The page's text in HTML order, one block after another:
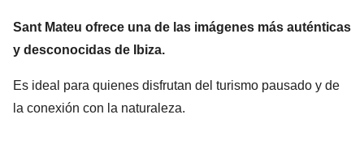
Sant Mateu ofrece una de las imágenes más auténticas
y desconocidas de Ibiza.
Es ideal para quienes disfrutan del turismo pausado y de
la conexión con la naturaleza.